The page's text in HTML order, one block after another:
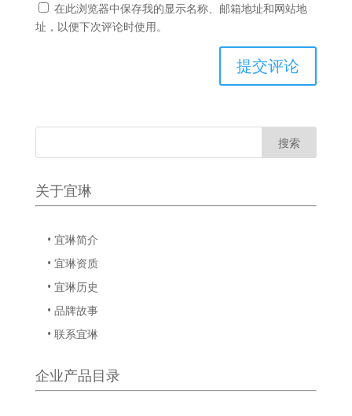
在此浏览器中保存我的显示名称、邮箱地址和网站地
址，以便下次评论时使用。
关于宜琳
• 宜琳简介
• 宜琳资质
• 宜琳历史
• 品牌故事
• 联系宜琳
企业产品目录